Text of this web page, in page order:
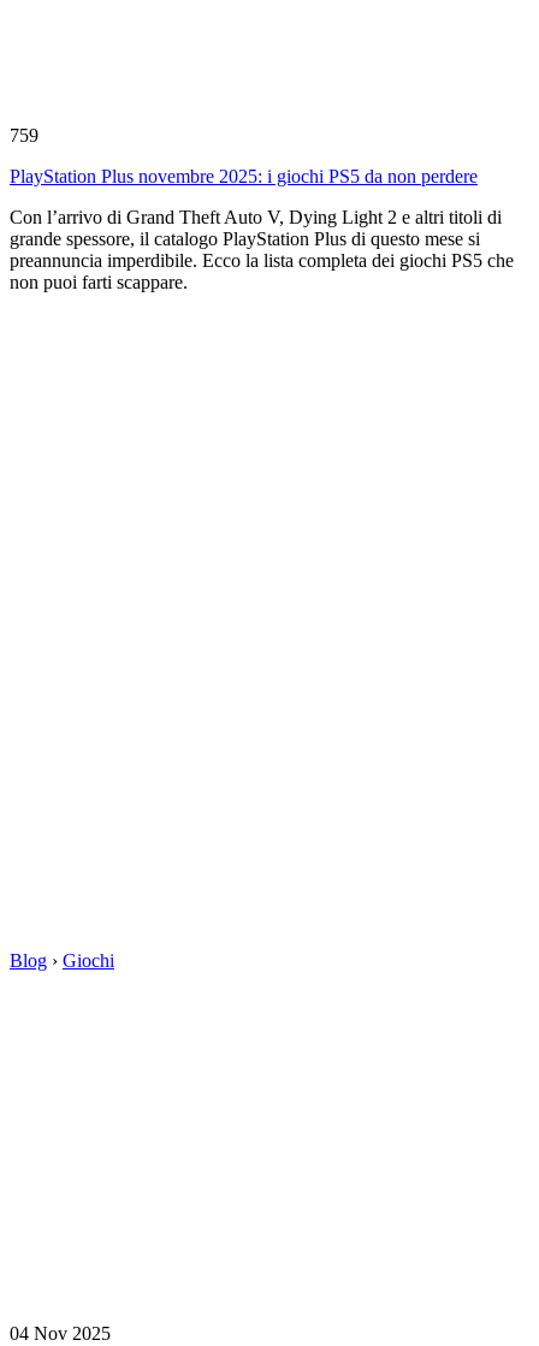
759
PlayStation Plus novembre 2025: i giochi PS5 da non perdere
Con l’arrivo di Grand Theft Auto V, Dying Light 2 e altri titoli di
grande spessore, il catalogo PlayStation Plus di questo mese si
preannuncia imperdibile. Ecco la lista completa dei giochi PS5 che
non puoi farti scappare.
Blog › Giochi
04 Nov 2025